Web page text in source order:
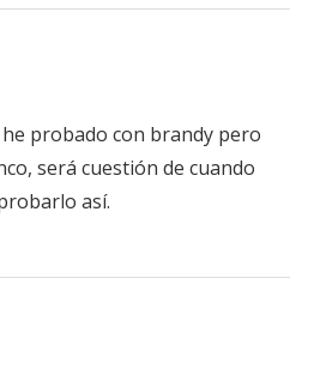
probado con brandy pero
será cuestión de cuando
así.